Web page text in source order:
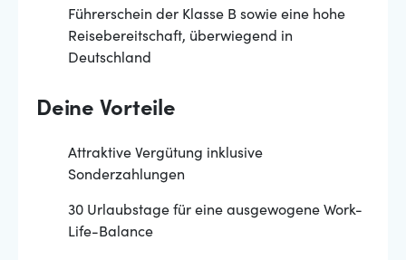
Führerschein der Klasse B sowie eine hohe
Reisebereitschaft, überwiegend in
Deutschland
Deine Vorteile
Attraktive Vergütung inklusive
Sonderzahlungen
30 Urlaubstage für eine ausgewogene Work-
Life-Balance